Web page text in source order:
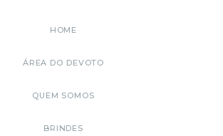
HOME
ÁREA DO DEVOTO
QUEM SOMOS
BRINDES